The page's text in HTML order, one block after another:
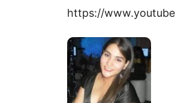
https://